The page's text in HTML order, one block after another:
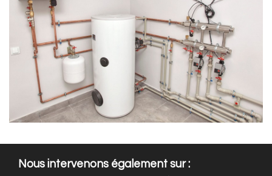
Nous intervenons également sur :